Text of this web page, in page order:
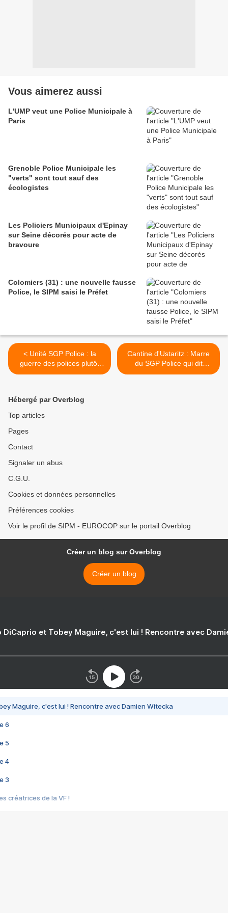
Vous aimerez aussi
L'UMP veut une Police Municipale à
Paris
Grenoble Police Municipale les
"verts" sont tout sauf des
écologistes
Les Policiers Municipaux d'Epinay
sur Seine décorés pour acte de
bravoure
Colomiers (31) : une nouvelle fausse
Police, le SIPM saisi le Préfet
< Unité SGP Police : la
guerre des polices plutôt
que la défense des policiers
Cantine d'Ustaritz : Marre
du SGP Police qui dit
n'importe quoi !!!! >
Hébergé par Overblog
Top articles
Pages
Contact
Signaler un abus
C.G.U.
Cookies et données personnelles
Préférences cookies
Voir le profil de SIPM - EUROCOP sur le portail Overblog
Créer un blog sur Overblog
Créer un blog
DiCaprio et Tobey Maguire, c'est lui ! Rencontre avec
Maguire, c'est lui ! Rencontre avec Damien Witecka
6
5
4
3
créatrices de la VF !